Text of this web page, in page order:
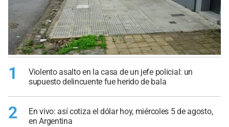
1
Violento asalto en la casa de un jefe policial: un
supuesto delincuente fue herido de bala
2
En vivo: así cotiza el dólar hoy, miércoles 5 de agosto,
en Argentina